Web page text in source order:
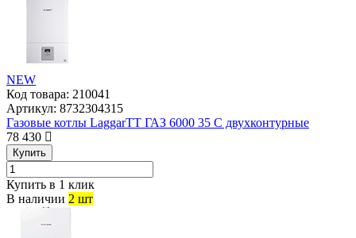
NEW
Код товара: 210041
Артикул: 8732304315
Газовые котлы LaggarTT ГАЗ 6000 35 С двухконтурные
78 430
Купить
Купить в 1 клик
В наличии 2 шт